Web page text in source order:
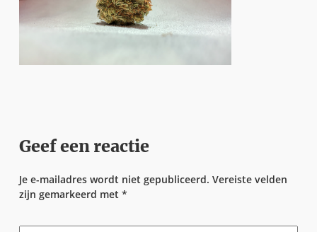
Geef een reactie
Je e-mailadres wordt niet gepubliceerd. Vereiste velden
zijn gemarkeerd met*